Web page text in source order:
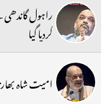
راہول گاندھی
کردیا گیا
امیت شاہ بھارتیہ ودیا